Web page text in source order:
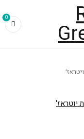
0
ויטראז׳